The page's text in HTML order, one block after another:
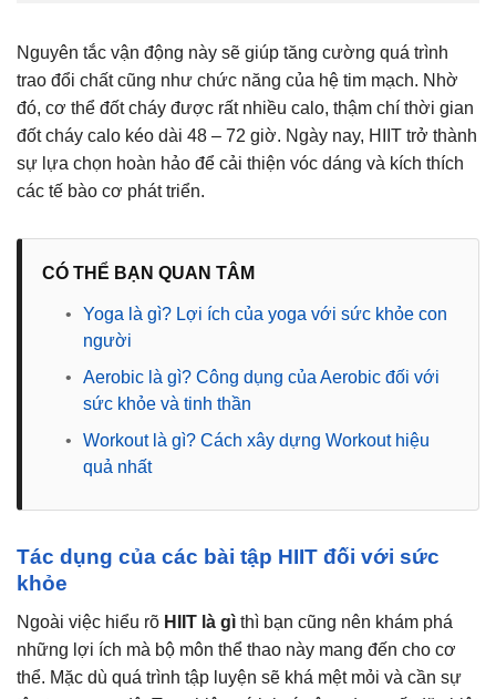
Nguyên tắc vận động này sẽ giúp tăng cường quá trình
trao đổi chất cũng như chức năng của hệ tim mạch. Nhờ
đó, cơ thể đốt cháy được rất nhiều calo, thậm chí thời gian
đốt cháy calo kéo dài 48 – 72 giờ. Ngày nay, HIIT trở thành
sự lựa chọn hoàn hảo để cải thiện vóc dáng và kích thích
các tế bào cơ phát triển.
CÓ THỂ BẠN QUAN TÂM
•
Yoga là gì? Lợi ích của yoga với sức khỏe con
người
•
Aerobic là gì? Công dụng của Aerobic đối với
sức khỏe và tinh thần
•
Workout là gì? Cách xây dựng Workout hiệu
quả nhất
Tác dụng của các bài tập HIIT đối với sức
khỏe
Ngoài việc hiểu rõ HIIT là gì thì bạn cũng nên khám phá
những lợi ích mà bộ môn thể thao này mang đến cho cơ
thể. Mặc dù quá trình tập luyện sẽ khá mệt mỏi và cần sự